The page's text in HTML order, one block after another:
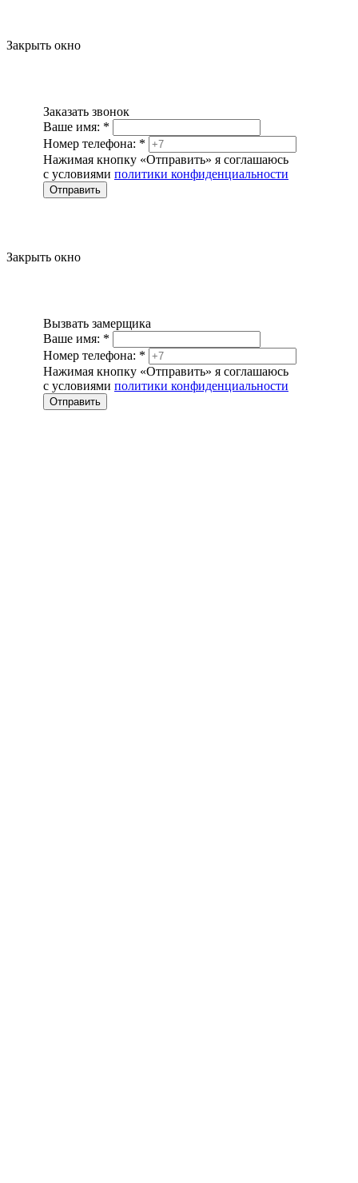
Закрыть окно
Заказать звонок
Ваше имя: *
Номер телефона: *
Нажимая кнопку «Отправить» я соглашаюсь
с условиями политики конфиденциальности
Отправить
Закрыть окно
Вызвать замерщика
Ваше имя: *
Номер телефона: *
Нажимая кнопку «Отправить» я соглашаюсь
с условиями политики конфиденциальности
Отправить